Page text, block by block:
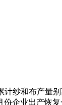
计纱和布产量
企业出产恢复